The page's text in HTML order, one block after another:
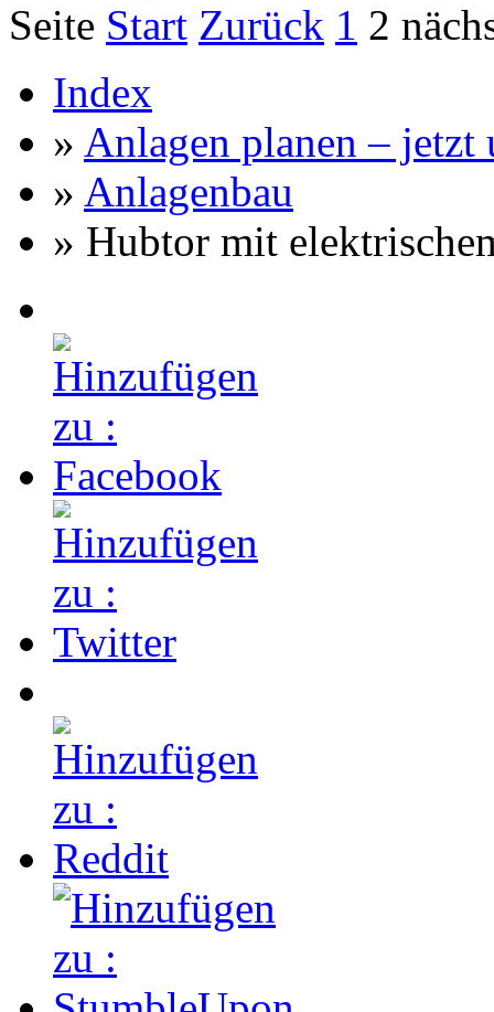
Seite Start Zurück 1 2
Index
» Anlagen planen – jetzt
» Anlagenbau
» Hubtor mit